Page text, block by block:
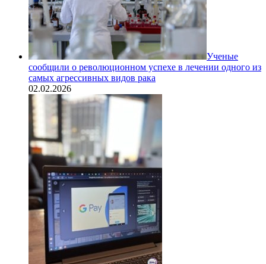
Ученые
сообщили о революционном успехе в лечении одного из
самых агрессивных видов рака
02.02.2026